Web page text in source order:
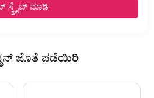
ಸ್ಕ್ರೈಬ್ ಮಾಡಿ
ಜೊತೆ ಪಡೆಯಿರಿ